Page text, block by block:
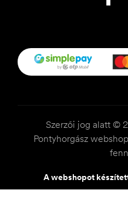
Szerzői jog alatt ©
Pontyhorgász
A webshopot